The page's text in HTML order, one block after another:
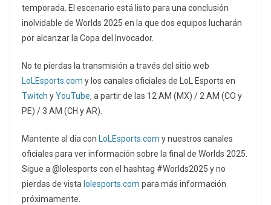
temporada. El escenario está listo para una conclusión
inolvidable de Worlds 2025 en la que dos equipos lucharán
por alcanzar la Copa del Invocador.
No te pierdas la transmisión a través del sitio web
LoLEsports.com y los canales oficiales de LoL Esports en
Twitch yYouTube, a partir de las 12 AM (MX) / 2 AM (CO y
PE) / 3 AM (CH y AR).
Mantente al día con LoLEsports.com y nuestros canales
oficiales para ver información sobre la final de Worlds 2025.
Sigue a @lolesports con el hashtag #Worlds2025 y no
pierdas de vista lolesports.com para más información
próximamente.